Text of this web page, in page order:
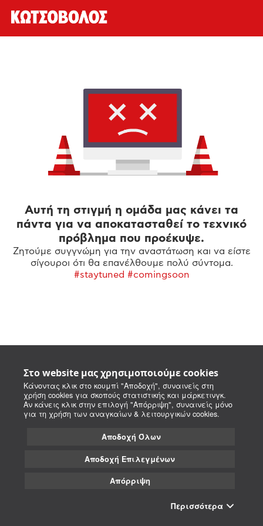
Στο website μας χρησιμοποιούμε cookies
Κάνοντας κλικ στο κουμπί "Αποδοχή", συναινείς στη
χρήση cookies για σκοπούς στατιστικής και μάρκετινγκ.
Αν κάνεις κλικ στην επιλογή "Απόρριψη", συναινείς μόνο
για τη χρήση των αναγκαίων & λειτουργικών cookies.
Αποδοχή Όλων
Αποδοχή Επιλεγμένων
Απόρριψη
Περισσότερα
Αυτή τη στιγμή η ομάδα μας κάνει τα
πάντα για να αποκατασταθεί το τεχνικό
πρόβλημα που προέκυψε.
Ζητούμε συγγνώμη για την αναστάτωση και να είστε
σίγουροι ότι θα επανέλθουμε πολύ σύντομα.
#staytuned #comingsoon